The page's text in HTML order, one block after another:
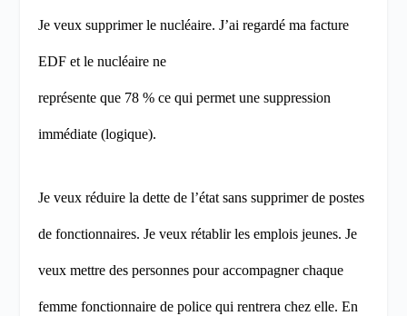
Je veux supprimer le nucléaire. J’ai regardé ma facture
EDF et le nucléaire ne
représente que 78 % ce qui permet une suppression
immédiate (logique).
Je veux réduire la dette de l’état sans supprimer de postes
de fonctionnaires. Je veux rétablir les emplois jeunes. Je
veux mettre des personnes pour accompagner chaque
femme fonctionnaire de police qui rentrera chez elle. En